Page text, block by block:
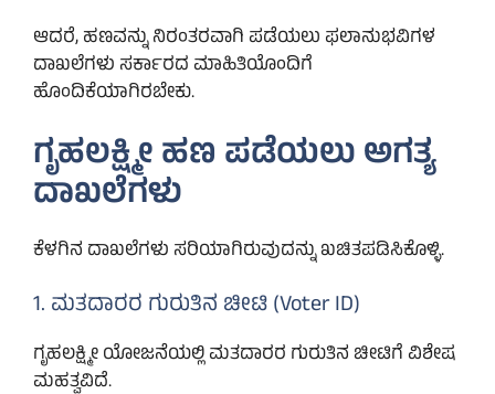
ಆದರೆ, ಹಣವನ್ನು ನಿರಂತರವಾಗಿ ಪಡೆಯಲು ಫಲಾನುಭವಿಗಳ
ದಾಖಲೆಗಳು ಸರ್ಕಾರದ ಮಾಹಿತಿಯೊಂದಿಗೆ
ಹೊಂದಿಕೆಯಾಗಿರಬೇಕು.
ಗೃಹಲಕ್ಷ್ಮೀ ಹಣ ಪಡೆಯಲು ಅಗತ್ಯ
ದಾಖಲೆಗಳು
ಕೆಳಗಿನ ದಾಖಲೆಗಳು ಸರಿಯಾಗಿರುವುದನ್ನು ಖಚಿತಪಡಿಸಿಕೊಳ್ಳಿ.
1. ಮತದಾರರ ಗುರುತಿನ ಚೀಟಿ (Voter ID)
ಗೃಹಲಕ್ಷ್ಮೀ ಯೋಜನೆಯಲ್ಲಿ ಮತದಾರರ ಗುರುತಿನ ಚೀಟಿಗೆ ವಿಶೇಷ
ಮಹತ್ವವಿದೆ.